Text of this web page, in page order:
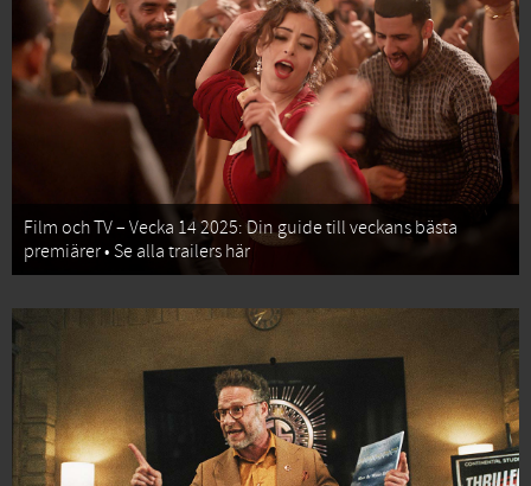
Film och TV – Vecka 14 2025: Din guide till veckans bästa
premiärer • Se alla trailers här